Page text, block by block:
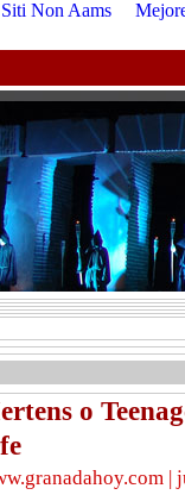
Siti Non Aams
o
|